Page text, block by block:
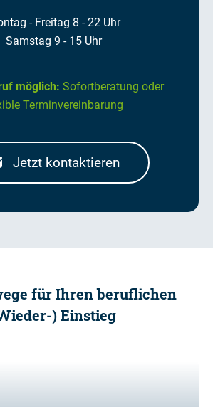
- Freitag 8 - 22 Uhr
Samstag 9 - 15 Uhr
möglich: Sofortberatung oder
Terminvereinbarung
Jetzt kontaktieren
für Ihren beruflichen
) Einstieg